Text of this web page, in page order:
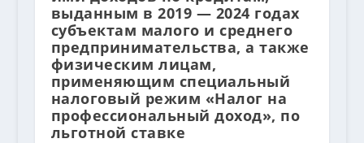
выданным в 2019 — 2024 годах
субъектам малого и среднего
предпринимательства, а также
физическим лицам,
применяющим специальный
налоговый режим «Налог на
профессиональный доход», по
льготной ставке